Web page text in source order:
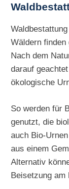
Wäldern
Nach dem
darauf
ökologische
So werden für
genutzt, die
auch Bio-
aus einem
Alternativ
Beisetzung am